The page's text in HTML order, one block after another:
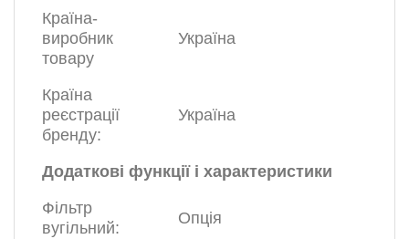
Країна-
виробник
товару
Україна
Країна
реєстрації
бренду:
Україна
Додаткові функції і характеристики
Фільтр
вугільний:
Опція